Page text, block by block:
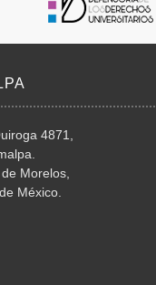
4871,
Morelos,
México.